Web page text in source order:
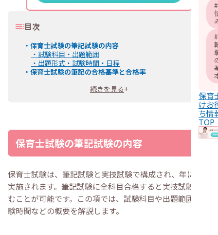
#
#
保育
けお
ち情
TOP
目次
・ 保育士試験の筆記試験の内容
・ 試験科目・出題範囲
・ 出題形式・試験時間・日程
・ 保育士試験の筆記の合格基準と合格率
・出題範囲が似ている科目でグループ化する
・過去問題でアウトプットする時間を設ける
・保育に関する最新情報を定期的に確認する
・
保育士試験の筆記に自信がない時の乗り越え方
・無理のない範囲で3年以内の合格を目指す
・試験対策講座を受講して受験対策を行う
・ 保育士試験の筆記試験に関してよくある質問
・ 保育士の筆記試験の受験資格を得るのは大変ですか？
・保育士試験の地域限定保育士制度とは何ですか？
続きを見る+
保育士試験の筆記試験の内容
保育士試験は、筆記試験と実技試験で構成され、年に2回
実施されます。筆記試験に全科目合格すると実技試験に進
むことが可能です。この項では、試験科目や出題範囲、試
験時間などの概要を解説します。